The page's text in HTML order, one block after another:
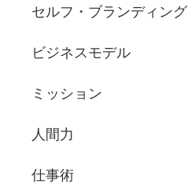
セルフ・ブランディング
ビジネスモデル
ミッション
人間力
仕事術